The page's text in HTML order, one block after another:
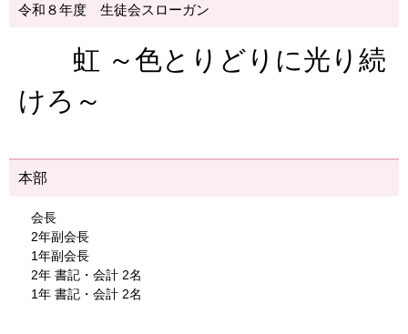
令和８年度 生徒会スローガン
虹 ～色とりどりに光り続
けろ～
本部
会長
2年副会長
1年副会長
2年 書記・会計 2名
1年 書記・会計 2名